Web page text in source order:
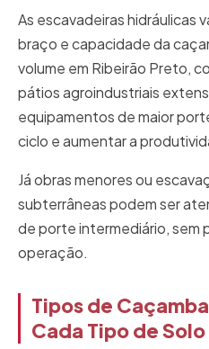
As escavadeiras hidráulicas
braço e capacidade da
volume em Ribeirão Preto,
pátios agroindustriais
equipamentos de maior
ciclo e aumentar a
Já obras menores ou
subterrâneas podem ser
de porte intermediário, sem
operação.
Tipos de
Cada Tipo de Solo